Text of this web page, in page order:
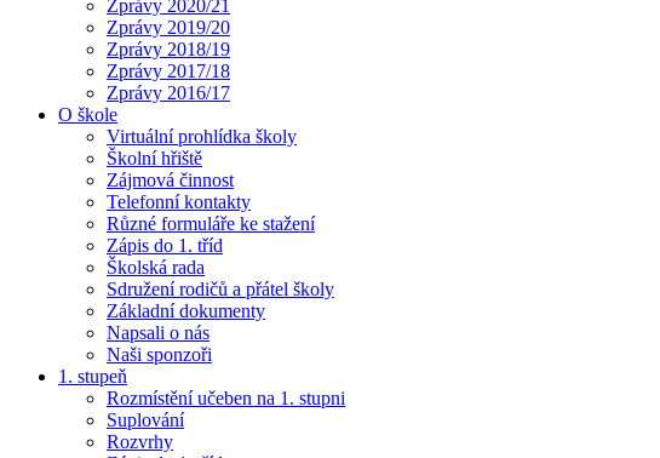
Zprávy 2020/21
Zprávy 2019/20
Zprávy 2018/19
Zprávy 2017/18
Zprávy 2016/17
O škole
Virtuální prohlídka školy
Školní hřiště
Zájmová činnost
Telefonní kontakty
Různé formuláře ke stažení
Zápis do 1. tříd
Školská rada
Sdružení rodičů a přátel školy
Základní dokumenty
Napsali o nás
Naši sponzoři
1. stupeň
Rozmístění učeben na 1. stupni
Suplování
Rozvrhy